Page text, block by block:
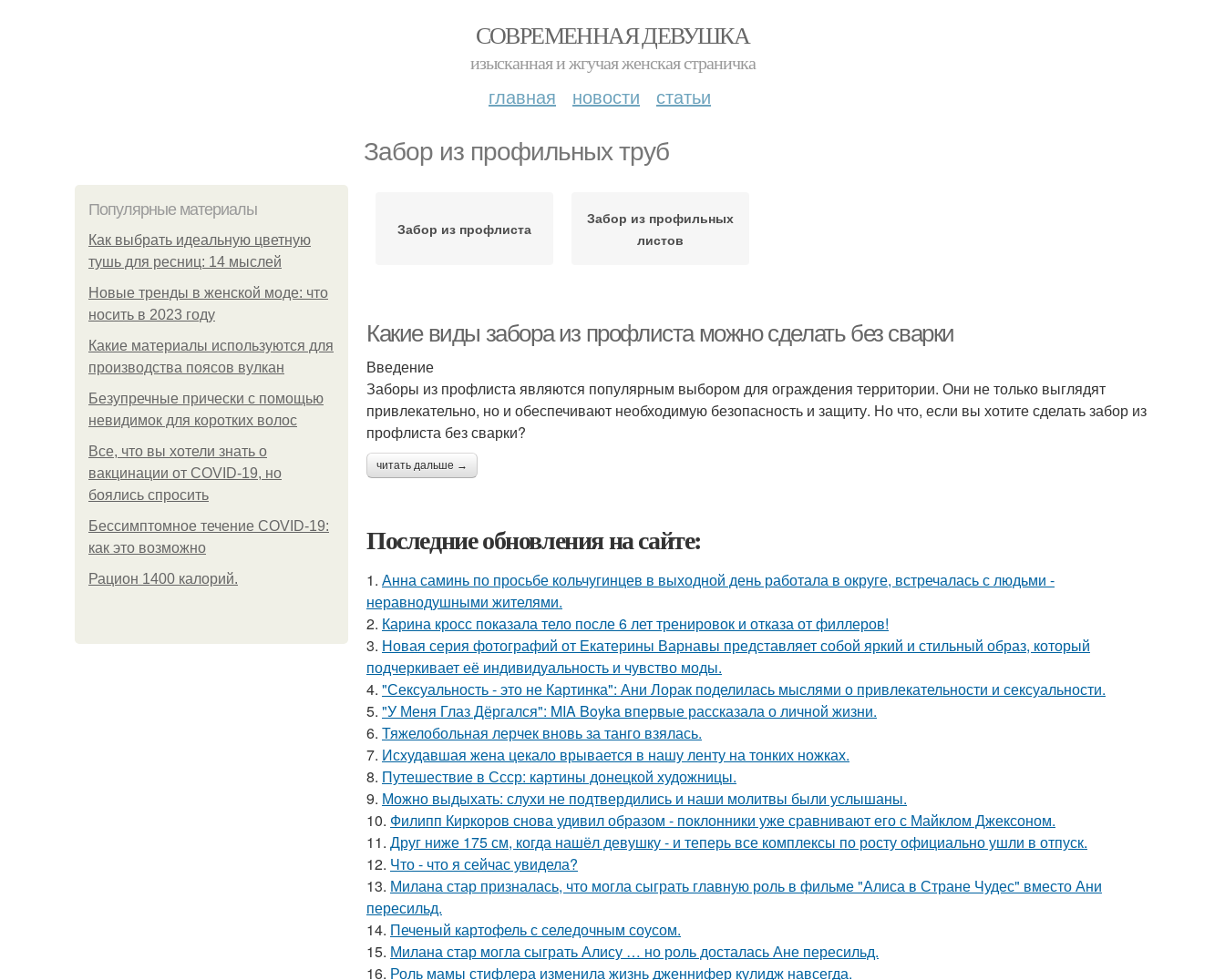
СОВРЕМЕННАЯ ДЕВУШКА
изысканная и жгучая женская страничка
главная новости статьи
Забор из профильных труб
Популярные материалы
Как выбрать идеальную цветную
тушь для ресниц: 14 мыслей
Новые тренды в женской моде: что
носить в 2023 году
Какие материалы используются для
производства поясов вулкан
Безупречные прически с помощью
невидимок для коротких волос
Все, что вы хотели знать о
вакцинации от COVID-19, но
боялись спросить
Бессимптомное течение COVID-19:
как это возможно
Рацион 1400 калорий.
Забор из профлиста
Забор из профильных
листов
Какие виды забора из профлиста можно сделать без сварки
Введение
Заборы из профлиста являются популярным выбором для ограждения территории. Они не только выглядят
привлекательно, но и обеспечивают необходимую безопасность и защиту. Но что, если вы хотите сделать забор из
профлиста без сварки?
читать дальше →
Последние обновления на сайте:
1. Анна саминь по просьбе кольчугинцев в выходной день работала в округе, встречалась с людьми -
неравнодушными жителями.
2. Карина кросс показала тело после 6 лет тренировок и отказа от филлеров!
3. Новая серия фотографий от Екатерины Варнавы представляет собой яркий и стильный образ, который
подчеркивает её индивидуальность и чувство моды.
4. "Сексуальность - это не Картинка": Ани Лорак поделилась мыслями о привлекательности и сексуальности.
5. "У Меня Глаз Дёргался": MIA Boyka впервые рассказала о личной жизни.
6. Тяжелобольная лерчек вновь за танго взялась.
7. Исхудавшая жена цекало врывается в нашу ленту на тонких ножках.
8. Путешествие в Ссср: картины донецкой художницы.
9. Можно выдыхать: слухи не подтвердились и наши молитвы были услышаны.
10. Филипп Киркоров снова удивил образом - поклонники уже сравнивают его с Майклом Джексоном.
11. Друг ниже 175 см, когда нашёл девушку - и теперь все комплексы по росту официально ушли в отпуск.
12. Что - что я сейчас увидела?
13. Милана стар призналась, что могла сыграть главную роль в фильме "Алиса в Стране Чудес" вместо Ани
пересильд.
14. Печеный картофель с селедочным соусом.
15. Милана стар могла сыграть Алису … но роль досталась Ане пересильд.
16. Роль мамы стифлера изменила жизнь дженнифер кулидж навсегда.